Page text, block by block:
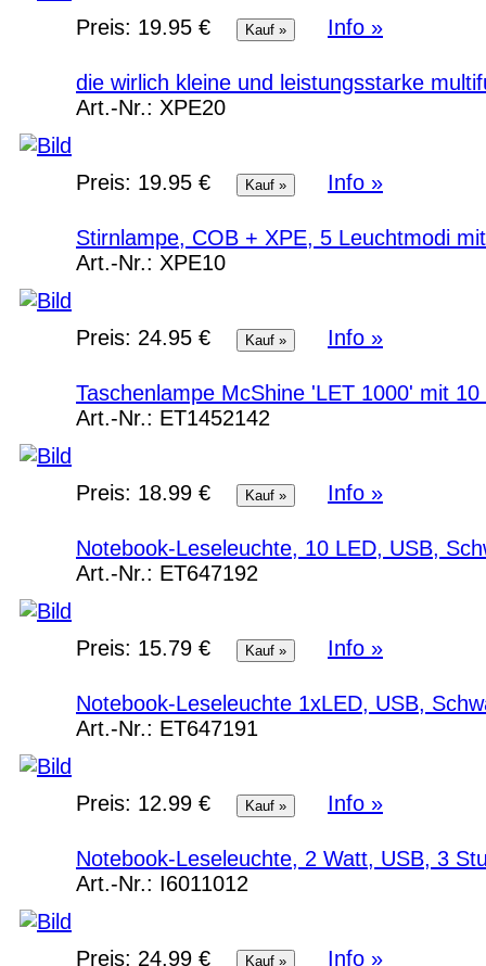
Preis: 19.95 € Info »
die wirlich kleine und leistungsstarke
Art.-Nr.: XPE20
Preis: 19.95 € Info »
Stirnlampe, COB + XPE, 5 Leuchtmodi
Art.-Nr.: XPE10
Preis: 24.95 € Info »
Taschenlampe McShine 'LET 1000' mit 10
Art.-Nr.: ET1452142
Preis: 18.99 € Info »
Notebook-Leseleuchte, 10 LED, USB,
Art.-Nr.: ET647192
Preis: 15.79 € Info »
Notebook-Leseleuchte 1xLED, USB,
Art.-Nr.: ET647191
Preis: 12.99 € Info »
Notebook-Leseleuchte, 2 Watt, USB, 3
Art.-Nr.: I6011012
Preis: 24.99 € Info »